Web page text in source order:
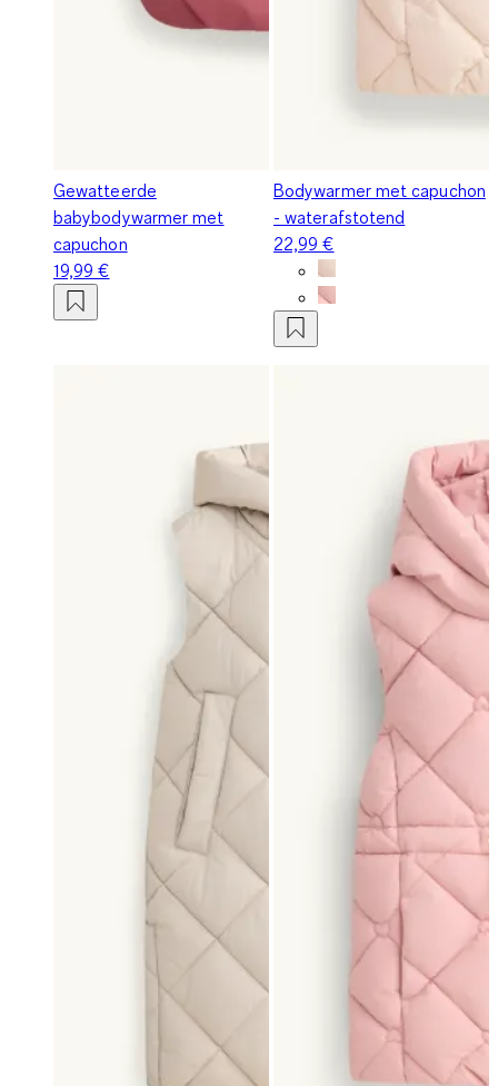
Gewatteerde
babybodywarmer met
capuchon
19,99 €
Bodywarmer met capuchon
- waterafstotend
22,99 €